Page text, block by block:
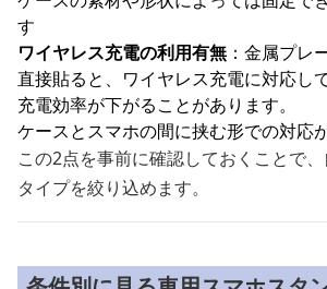
す
ワイヤレス充電の利用有無 ：金属プレ
直接貼ると、ワイヤレス充電に対応し
充電効率が下がることがあります。
ケースとスマホの間に挟む形での対応
この2点を事前に確認しておくことで
タイプを絞り込めます。